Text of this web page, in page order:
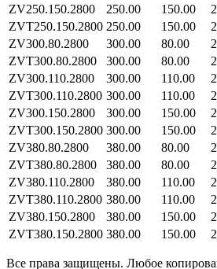
ZV250.150.2800
250.00 150.00
ZVT250.150.2800 250.00 150.00
ZV300.80.2800
300.00 80.00
ZVT300.80.2800
300.00 80.00
ZV300.110.2800
300.00 110.00
ZVT300.110.2800 300.00 110.00
ZV300.150.2800
300.00 150.00
ZVT300.150.2800 300.00 150.00
ZV380.80.2800
380.00 80.00
ZVT380.80.2800
380.00 80.00
ZV380.110.2800
380.00 110.00
ZVT380.110.2800 380.00 110.00
ZV380.150.2800
380.00 150.00
ZVT380.150.2800 380.00 150.00
Все права защищены. Любое